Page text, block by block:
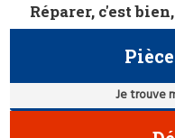
Réparer, c'est
Je trouve